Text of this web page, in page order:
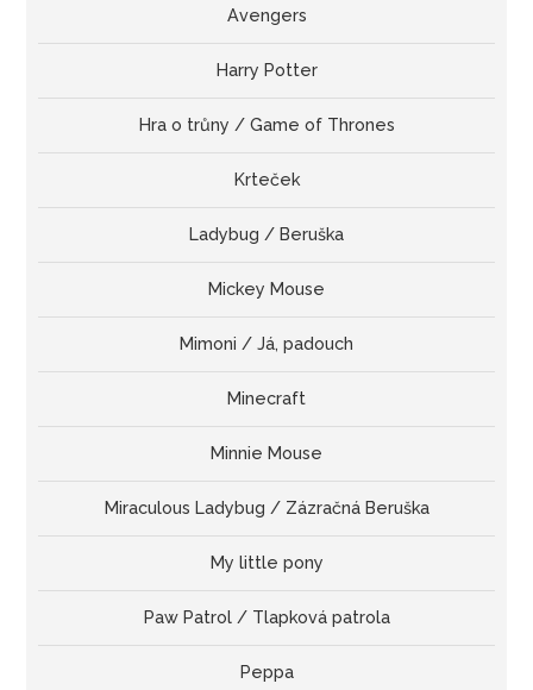
Avengers
Harry Potter
Hra o trůny / Game of Thrones
Krteček
Ladybug / Beruška
Mickey Mouse
Mimoni / Já, padouch
Minecraft
Minnie Mouse
Miraculous Ladybug / Zázračná Beruška
My little pony
Paw Patrol / Tlapková patrola
Peppa